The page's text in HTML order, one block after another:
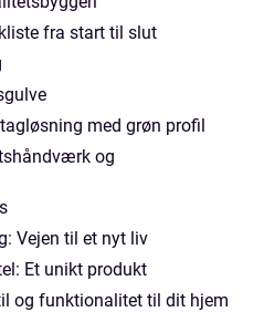
fra start til slut
med grøn profil
og
Vejen til et nyt liv
Et unikt produkt
og funktionalitet til dit hjem